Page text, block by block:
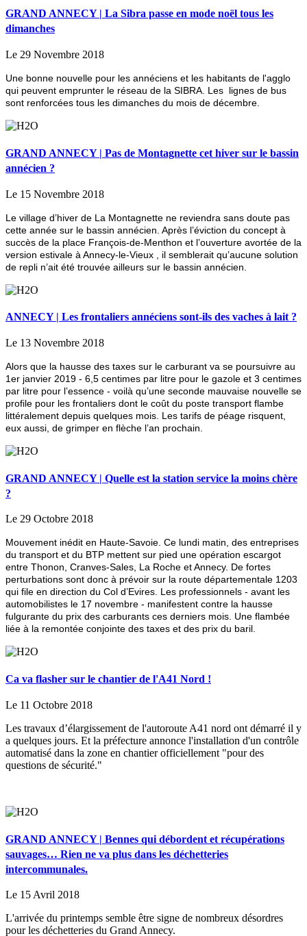
GRAND ANNECY | La Sibra passe en mode noël tous les
dimanches
Le 29 Novembre 2018
Une bonne nouvelle pour les annéciens et les habitants de l'agglo
qui peuvent emprunter le réseau de la SIBRA. Les lignes de bus
sont renforcées tous les dimanches du mois de décembre.
GRAND ANNECY | Pas de Montagnette cet hiver sur le bassin
annécien ?
Le 15 Novembre 2018
Le village d’hiver de La Montagnette ne reviendra sans doute pas
cette année sur le bassin annécien. Après l’éviction du concept à
succès de la place François-de-Menthon et l’ouverture avortée de la
version estivale à Annecy-le-Vieux , il semblerait qu’aucune solution
de repli n’ait été trouvée ailleurs sur le bassin annécien.
ANNECY | Les frontaliers annéciens sont-ils des vaches à lait ?
Le 13 Novembre 2018
Alors que la hausse des taxes sur le carburant va se poursuivre au
1er janvier 2019 - 6,5 centimes par litre pour le gazole et 3 centimes
par litre pour l’essence - voilà qu’une seconde mauvaise nouvelle se
profile pour les frontaliers dont le coût du poste transport flambe
littéralement depuis quelques mois. Les tarifs de péage risquent,
eux aussi, de grimper en flèche l’an prochain.
GRAND ANNECY | Quelle est la station service la moins chère
?
Le 29 Octobre 2018
Mouvement inédit en Haute-Savoie. Ce lundi matin, des entreprises
du transport et du BTP mettent sur pied une opération escargot
entre Thonon, Cranves-Sales, La Roche et Annecy. De fortes
perturbations sont donc à prévoir sur la route départementale 1203
qui file en direction du Col d’Evires. Les professionnels - avant les
automobilistes le 17 novembre - manifestent contre la hausse
fulgurante du prix des carburants ces derniers mois. Une flambée
liée à la remontée conjointe des taxes et des prix du baril.
Ca va flasher sur le chantier de l'A41 Nord !
Le 11 Octobre 2018
Les travaux d’élargissement de l'autoroute A41 nord ont démarré il y
a quelques jours. Et la préfecture annonce l'installation d'un contrôle
automatisé dans la zone en chantier officiellement "pour des
questions de sécurité."
GRAND ANNECY | Bennes qui débordent et récupérations
sauvages… Rien ne va plus dans les déchetteries
intercommunales.
Le 15 Avril 2018
L'arrivée du printemps semble être signe de nombreux désordres
pour les déchetteries du Grand Annecy.